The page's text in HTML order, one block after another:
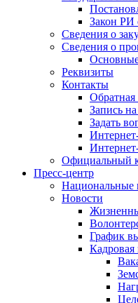
Закон РИ
Сведения о
Сведения о
Основные
Реквизиты
Контакты
Обратная
Запись
Задать
Официальный
Пресс-центр
Национальные
Новости
График
Кадровая